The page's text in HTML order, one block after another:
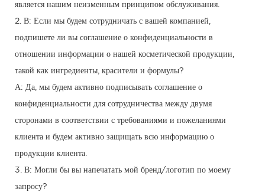
является нашим неизменным принципом обслуживания.
2. В: Если мы будем сотрудничать с вашей компанией,
подпишете ли вы соглашение о конфиденциальности в
отношении информации о нашей косметической продукции,
такой как ингредиенты, красители и формулы?
А: Да, мы будем активно подписывать соглашение о
конфиденциальности для сотрудничества между двумя
сторонами в соответствии с требованиями и пожеланиями
клиента и будем активно защищать всю информацию о
продукции клиента.
3. В: Могли бы вы напечатать мой бренд/логотип по моему
запросу?